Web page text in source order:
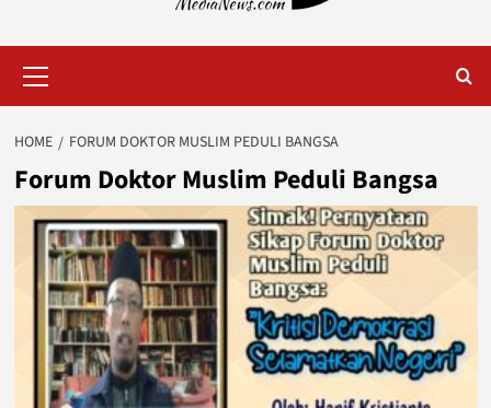
Menu
HOME FORUM DOKTOR MUSLIM PEDULI BANGSA
Forum Doktor Muslim Peduli Bangsa